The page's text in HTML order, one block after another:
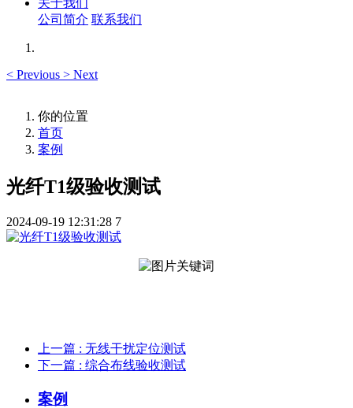
关于我们
公司简介 联系我们
< Previous > Next
你的位置
首页
案例
光纤T1级验收测试
2024-09-19 12:31:28 7
上一篇 : 无线干扰定位测试
下一篇 : 综合布线验收测试
案例